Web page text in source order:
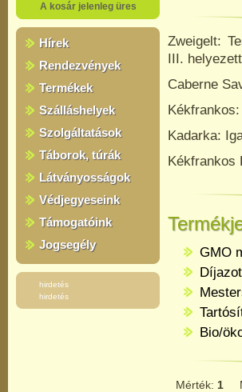
A kosár jelenleg üres
Hírek
Rendezvények
Termékek
Szálláshelyek
Szolgáltatások
Táborok, túrák
Látványosságok
Védjegyeseink
Támogatóink
Jogsegély
hirdetés
hirdetés
Zweigelt:
III.
Caberne
Kékfrankos:
Kadarka:
Kékfrankos
GMO
Bio/
Mérték: 1